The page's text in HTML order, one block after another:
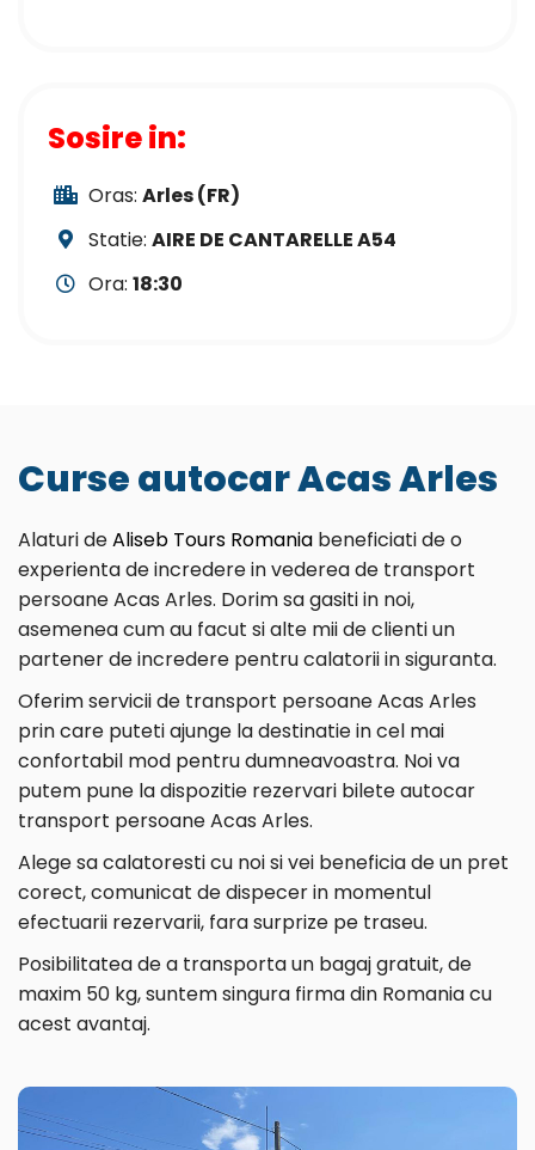
Sosire in:
Oras: Arles (FR)
Statie: AIRE DE CANTARELLE A54
Ora: 18:30
Curse autocar Acas Arles
Alaturi deAliseb Tours Romania beneficiati de o
experienta de incredere in vederea de transport
persoane Acas Arles. Dorim sa gasiti in noi,
asemenea cum au facut si alte mii de clienti un
partener de incredere pentru calatorii in siguranta.
Oferim servicii de transport persoane Acas Arles
prin care puteti ajunge la destinatie in cel mai
confortabil mod pentru dumneavoastra. Noi va
putem pune la dispozitie rezervari bilete autocar
transport persoane Acas Arles.
Alege sa calatoresti cu noi si vei beneficia de un pret
corect, comunicat de dispecer in momentul
efectuarii rezervarii, fara surprize pe traseu.
Posibilitatea de a transporta un bagaj gratuit, de
maxim 50 kg, suntem singura firma din Romania cu
acest avantaj.